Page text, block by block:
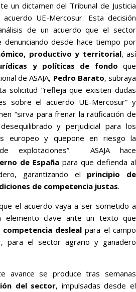
un dictamen del Tribunal de Justicia
UE-Mercosur. Esta decisión
de un acuerdo que el sector
denunciando desde hace tiempo por
productivo y territorial, así
y políticas de fondo que
de ASAJA, Pedro Barato, subraya
solicitud “refleja que existen dudas
sobre el acuerdo UE-Mercosur” y
“sirva para frenar la ratificación de
y perjudicial para los
europeo y quepone en riesgo la
explotaciones”. ASAJA hace
de España para que defienda al
garantizando el principio de
de competencia justas.
el acuerdo vaya a ser sometido a
elemento clave ante un texto que
desleal para el campo
para el sector agrario y ganadero
avance se produce tras semanas
del sector, impulsadas desde el